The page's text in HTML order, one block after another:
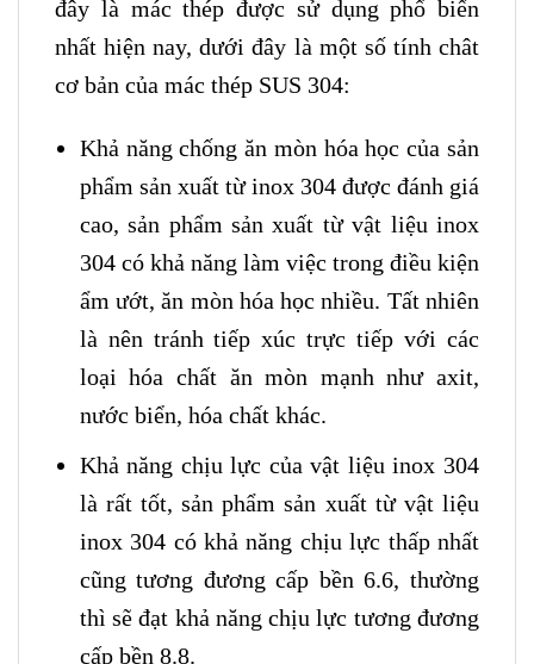
đây là mác thép được sử dụng phổ biến
nhất hiện nay, dưới đây là một số tính chât
cơ bản của mác thép SUS 304:
Khả năng chống ăn mòn hóa học của sản
phẩm sản xuất từ inox 304 được đánh giá
cao, sản phẩm sản xuất từ vật liệu inox
304 có khả năng làm việc trong điều kiện
ẩm ướt, ăn mòn hóa học nhiều. Tất nhiên
là nên tránh tiếp xúc trực tiếp với các
loại hóa chất ăn mòn mạnh như axit,
nước biển, hóa chất khác.
Khả năng chịu lực của vật liệu inox 304
là rất tốt, sản phẩm sản xuất từ vật liệu
inox 304 có khả năng chịu lực thấp nhất
cũng tương đương cấp bền 6.6, thường
thì sẽ đạt khả năng chịu lực tương đương
cấp bền 8.8.